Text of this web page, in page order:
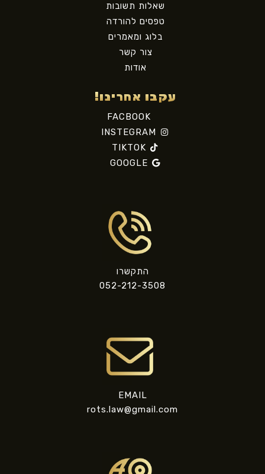
שאלות תשובות
טפסים להורדה
בלוג ומאמרים
צור קשר
אודות
עקבו אחרינו!
FACBOOK
INSTEGRAM
TIKTOK
GOOGLE
התקשרו
052-212-3508
EMAIL
rots.law@gmail.com